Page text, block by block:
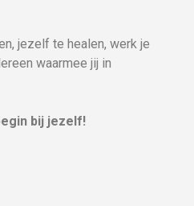
jezelf te healen, werk je
waarmee jij in
bij jezelf!